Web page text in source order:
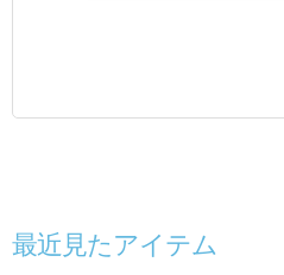
最近見たアイテム